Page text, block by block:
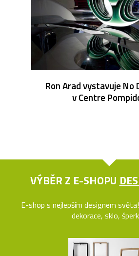
Ron Arad vystavuje No
v Centre
VÝBĚR Z E-SHOPU
E-shop s nejlepším designem
dekorace, sklo,